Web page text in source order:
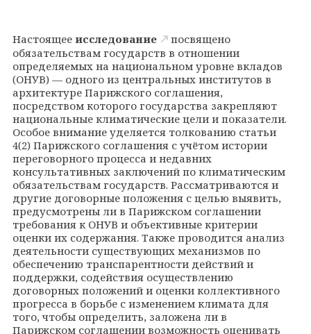
Настоящее исследование
посвящено
обязательствам государств в отношении
определяемых на национальном уровне вкладов
(ОНУВ) — одного из центральных институтов в
архитектуре Парижского соглашения,
посредством которого государства закрепляют
национальные климатические цели и показатели.
Особое внимание уделяется толкованию статьи
4(2) Парижского соглашения с учётом истории
переговорного процесса и недавних
консультативных заключений по климатическим
обязательствам государств. Рассматриваются и
другие договорные положения с целью выявить,
предусмотрены ли в Парижском соглашении
требования к ОНУВ и объективные критерии
оценки их содержания. Также проводится анализ
деятельности существующих механизмов по
обеспечению транспарентности действий и
поддержки, содействия осуществлению
договорных положений и оценки коллективного
прогресса в борьбе с изменением климата для
того, чтобы определить, заложена ли в
Парижском соглашении возможность оценивать